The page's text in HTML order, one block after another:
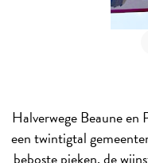
Halverwege Beaune en
een twintigtal